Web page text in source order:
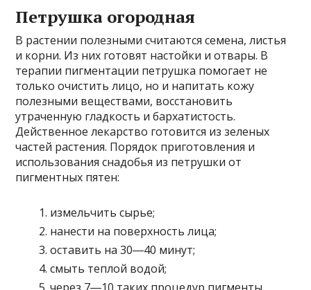
Петрушка огородная
В растении полезными считаются семена, листья
и корни. Из них готовят настойки и отвары. В
терапии пигментации петрушка помогает не
только очистить лицо, но и напитать кожу
полезными веществами, восстановить
утраченную гладкость и бархатистость.
Действенное лекарство готовится из зеленых
частей растения. Порядок приготовления и
использования снадобья из петрушки от
пигментных пятен:
измельчить сырье;
нанести на поверхность лица;
оставить на 30―40 минут;
смыть теплой водой;